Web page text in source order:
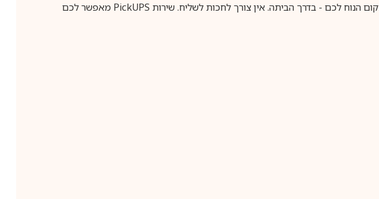
הנוח לכם - בדרך הביתה. אין צורך לחכות לשליח. שירות PickUPS מאפשר לכם